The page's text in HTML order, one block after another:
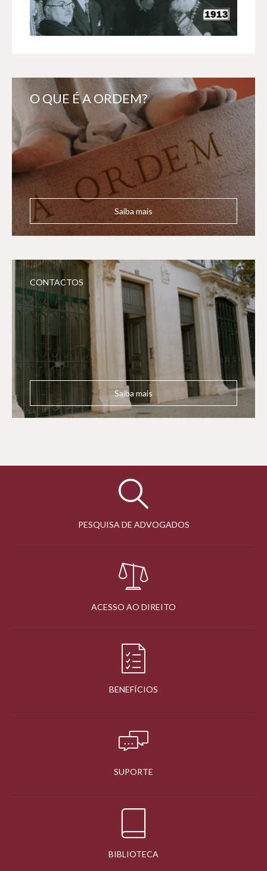
O QUE É A ORDEM?
Saiba mais
CONTACTOS
Saiba mais
PESQUISA DE ADVOGADOS
ACESSO AO DIREITO
BENEFÍCIOS
SUPORTE
BIBLIOTECA